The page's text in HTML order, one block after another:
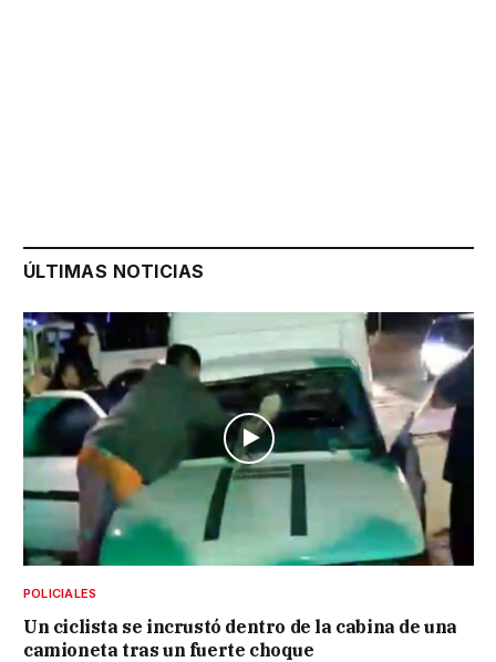
ÚLTIMAS NOTICIAS
POLICIALES
Un ciclista se incrustó dentro de la cabina de una
camioneta tras un fuerte choque